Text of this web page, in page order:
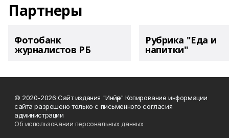
Партнеры
Фотобанк
журналистов РБ
Рубрика "Еда и
напитки"
© 2020-2026 Сайт издания "Инйәр" Копирование информации
сайта разрешено только с письменного согласия
администрации
Об использовании персональных данных